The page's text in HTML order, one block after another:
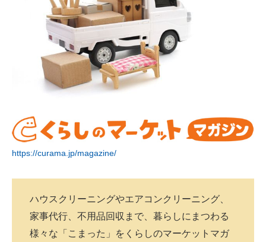
マーケ×ITの今がよく分かる
ITエンジニア向け専門サイト
企業向けIT製品の総合サイト
IT製品の技術・比較・事例
製造業のIT導入・活用を支援
電子設計の基本と応用
エネルギーの専門メディア
https://curama.jp/magazine/
ハウスクリーニングやエアコンクリーニング、
家事代行、不用品回収まで、暮らしにまつわる
様々な「こまった」をくらしのマーケットマガ